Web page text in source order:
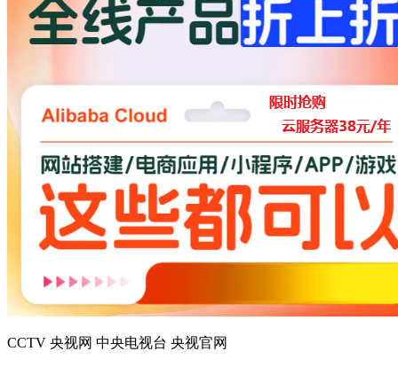
CCTV 央视网 中央电视台 央视官网